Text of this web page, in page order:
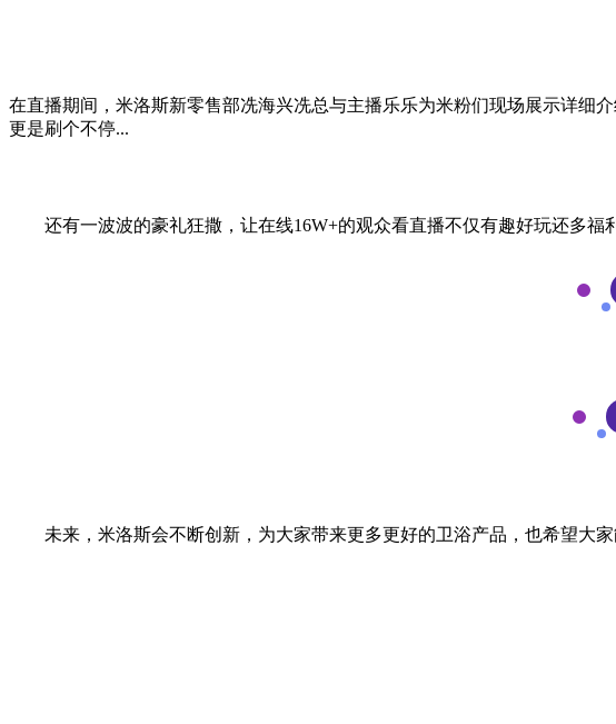
在直播期间，米洛斯新零售部冼海兴冼总与主播乐乐为米粉们现场展示详细
更是刷个不停...
还有一波波的豪礼狂撒，让在线16W+的观众看直播不仅有趣好玩还多福
未来，米洛斯会不断创新，为大家带来更多更好的卫浴产品，也希望大家